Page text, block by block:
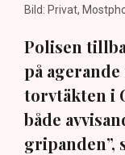
Bild: Privat,
Polisen
på
torvtäkten i
både
gripanden”,